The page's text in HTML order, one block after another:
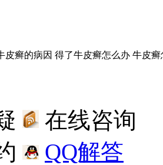
皮癣的病因 得了牛皮癣怎么办 牛皮癣
在线咨询
QQ解答